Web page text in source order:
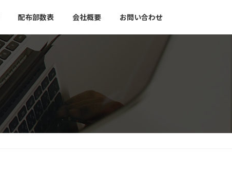
配布部数表 会社概要 お問い合わせ